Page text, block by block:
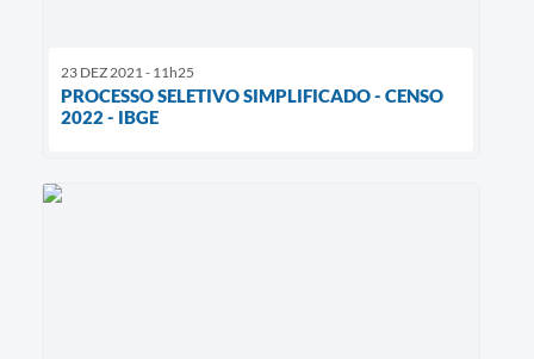
23 DEZ 2021 - 11h25
PROCESSO SELETIVO SIMPLIFICADO - CENSO
2022 - IBGE